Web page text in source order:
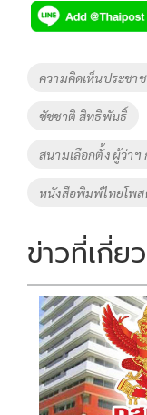
e
b
o
o
k
tt
er
p
y
Tags
ความคิดเห็นประชา
ชัชชาติ สิทธิพันธิ์
สนามเลือกตั้ง ผู้ว่าฯ
หนังสือพิมพ์ไทยโพ
ข่าวที่เกี่ย